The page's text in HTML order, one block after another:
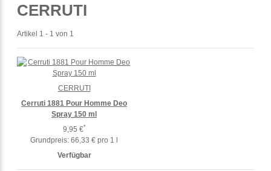
CERRUTI
Artikel 1 - 1 von 1
Cerruti 1881 Pour Homme Deo
Spray 150 ml
9,95 €*
Grundpreis: 66,33 € pro 1 l
Verfügbar
CERRUTI